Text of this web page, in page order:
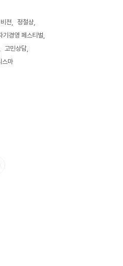
전
정철상
기경영 페스티벌
고민상담
스마